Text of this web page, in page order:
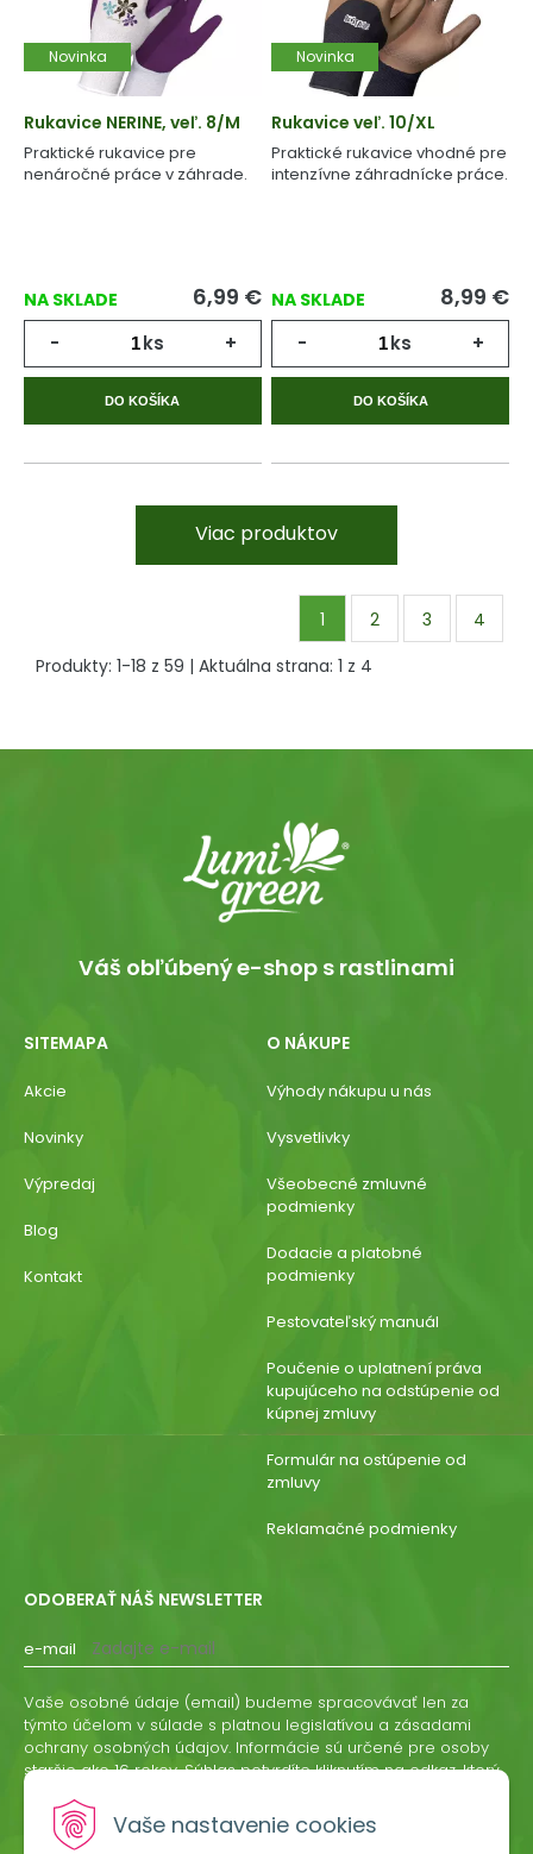
Vaše nastavenie cookies
Novinka
Rukavice NERINE, veľ. 8/M
Praktické rukavice pre
nenáročné práce v záhrade.
NA SKLADE 6,99 €
- ks +
DO KOŠÍKA
Novinka
Rukavice veľ. 10/XL
Praktické rukavice vhodné pre
intenzívne záhradnícke práce.
NA SKLADE 8,99 €
- ks +
DO KOŠÍKA
Viac produktov
1 2 3
4
Produkty: 1-18 z 59 | Aktuálna strana: 1 z 4
Váš obľúbený e-shop s rastlinami
SITEMAPA
Akcie
Novinky
Výpredaj
Blog
Kontakt
O NÁKUPE
Výhody nákupu u nás
Vysvetlivky
Všeobecné zmluvné
podmienky
Dodacie a platobné
podmienky
Pestovateľský manuál
Poučenie o uplatnení práva
kupujúceho na odstúpenie od
kúpnej zmluvy
Formulár na ostúpenie od
zmluvy
Reklamačné podmienky
ODOBERAŤ NÁŠ NEWSLETTER
e-mail
Vaše osobné údaje (email) budeme spracovávať len za
týmto účelom v súlade s platnou legislatívou a zásadami
ochrany osobných údajov. Informácie sú určené pre osoby
staršie ako 16 rokov. Súhlas potvrdíte kliknutím na odkaz, ktorý
odvolať písomne, emailom alebo kliknutím na odkaz z
ktoréhokoľvek informačného emailu.